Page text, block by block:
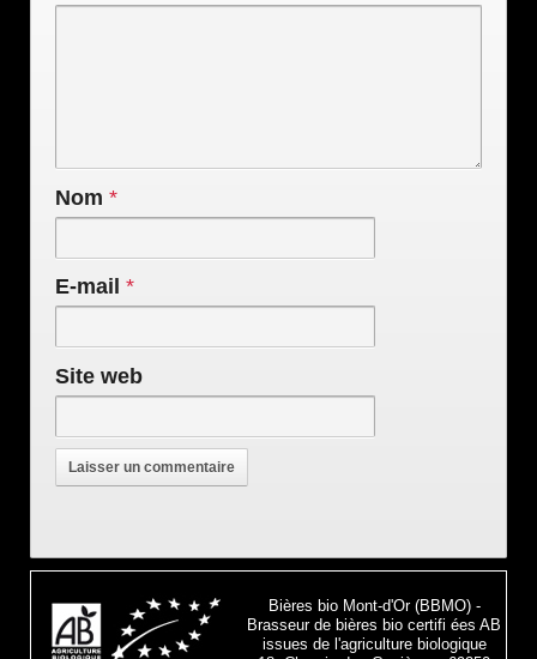
Nom *
E-mail *
Site web
Bières bio Mont-d'Or (BBMO) -
Brasseur de bières bio certifi ées AB
issues de l'agriculture biologique